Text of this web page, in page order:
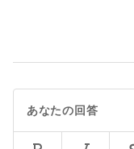
Chromeを起動
るので、その辺
を使えば、
来るかも知れま
あなたの回答